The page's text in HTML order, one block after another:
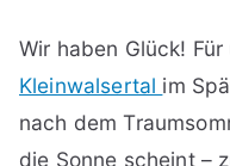
Wir haben Glück!
Kleinwalsertal im
nach dem
die Sonne scheint –